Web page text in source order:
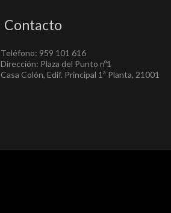
Contacto
Teléfono: 959 101 616
Dirección: Plaza del Punto nº1
Casa Colón, Edif. Principal 1ª Planta, 21001